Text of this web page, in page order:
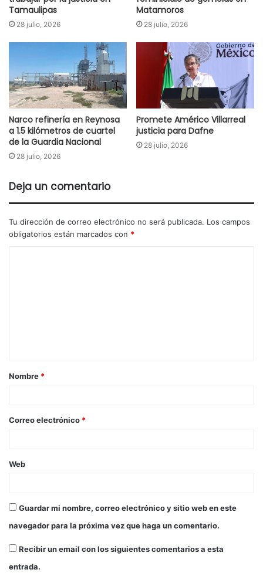
Tamaulipas
28 julio, 2026
Matamoros
28 julio, 2026
Narco refinería en Reynosa
a 1.5 kilómetros de cuartel
de la Guardia Nacional
28 julio, 2026
Promete Américo Villarreal
justicia para Dafne
28 julio, 2026
Deja un comentario
Tu dirección de correo electrónico no será publicada. Los campos
obligatorios están marcados con *
Nombre *
Correo electrónico *
Web
Guardar mi nombre, correo electrónico y sitio web en este
navegador para la próxima vez que haga un comentario.
Recibir un email con los siguientes comentarios a esta
entrada.